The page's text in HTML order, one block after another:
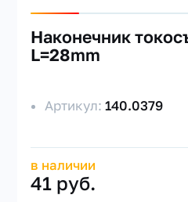
Наконечник
L=28mm
Артикул:140.0379
в наличии
41 руб.